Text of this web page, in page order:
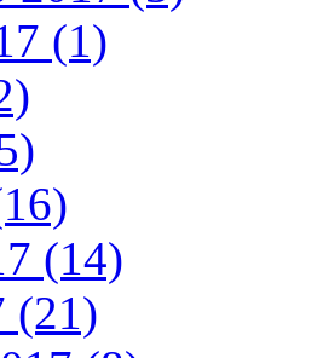
(1)
(14)
(21)